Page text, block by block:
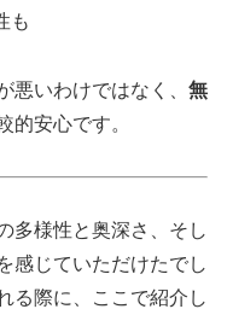
も
悪いわけではなく、 無
的安心です。
多様性と奥深さ、そし
感じていただけたでし
る際に、ここで紹介し